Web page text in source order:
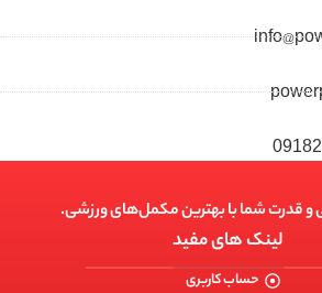
و قدرت شما با بهترین مکمل‌های ورزشی.
لینک های مفید
حساب کاربری